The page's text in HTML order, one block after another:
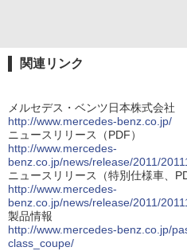
関連リンク
メルセデス・ベンツ日本株式会社
http://www.mercedes-benz.co.jp/
ニュースリリース（PDF）
http://www.mercedes-
benz.co.jp/news/release/2011/
ニュースリリース（特別仕様車、
http://www.mercedes-
benz.co.jp/news/release/2011/
製品情報
http://www.mercedes-benz.co.jp/
class_coupe/